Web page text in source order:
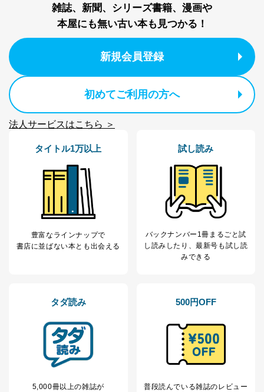
雑誌、新聞、シリーズ書籍、漫画や
本屋にも無い古い本も見つかる！
新規会員登録
初めてご利用の方へ
法人サービスはこちら ＞
タイトル1万以上
豊富なラインナップで
書店に並ばない本とも出会える
試し読み
バックナンバー1冊まるごと試
し読み したり、最新号も試し読
みできる
タダ読み
5,000冊以上の雑誌が
500円OFF
普段読んでいる雑誌のレビュー